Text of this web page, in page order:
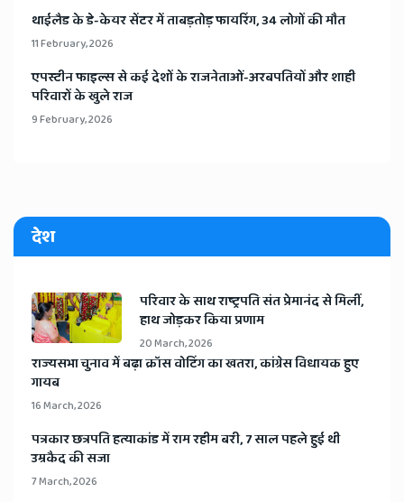
​थाईलैड के डे-केयर सेंटर में ताबड़तोड़ फायरिंग, 34 लोगों की मौत
11 February, 2026
​एपस्टीन फाइल्स से कई देशों के राजनेताओं-अरबपतियों और शाही
परिवारों के खुले राज
9 February, 2026
देश
​परिवार के साथ राष्ट्रपति संत प्रेमानंद से मिलीं,
हाथ जोड़कर किया प्रणाम
20 March, 2026
​राज्यसभा चुनाव में बढ़ा क्रॉस वोटिंग का खतरा, कांग्रेस विधायक हुए
गायब
16 March, 2026
​पत्रकार छत्रपति हत्याकांड में राम रहीम बरी, 7 साल पहले हुई थी
उम्रकैद की सजा
7 March, 2026